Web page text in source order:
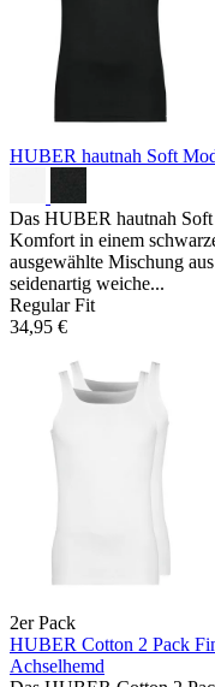
HUBER hautnah Soft
Das HUBER hautnah
Komfort in einem
ausgewählte Mischung
seidenartig weiche...
Regular Fit
34,95 €
2er Pack
HUBER Cotton 2 Pack
Achselhemd